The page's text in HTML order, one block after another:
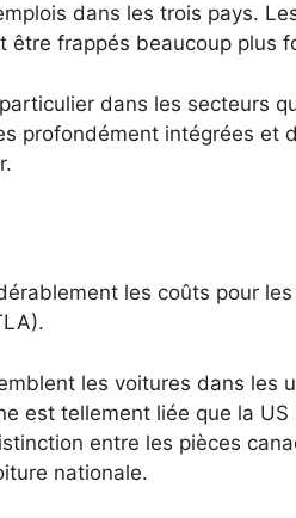
dans les trois pays.
être frappés beaucoup plus
dans les secteurs
profondément intégrées et
les coûts pour
les voitures dans les
est tellement liée que la
entre les pièces
nationale.